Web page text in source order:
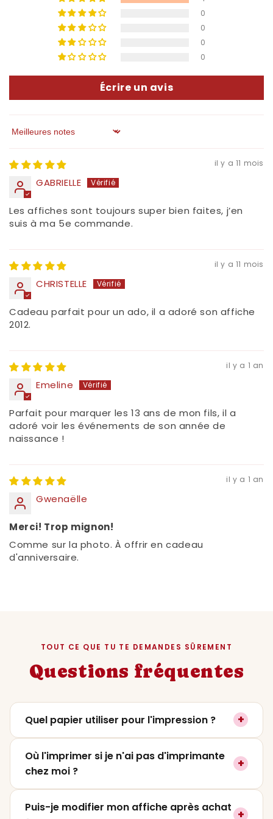
0
0
0
0
Écrire un avis
Sort by
il y a 11 mois
GABRIELLE
Les affiches sont toujours super bien faites, j’en
suis à ma 5e commande.
il y a 11 mois
CHRISTELLE
Cadeau parfait pour un ado, il a adoré son affiche
2012.
il y a 1 an
Emeline
Parfait pour marquer les 13 ans de mon fils, il a
adoré voir les événements de son année de
naissance !
il y a 1 an
Gwenaëlle
Merci! Trop mignon!
Comme sur la photo. À offrir en cadeau
d'anniversaire.
TOUT CE QUE TU TE DEMANDES SÛREMENT
Questions fréquentes
Quel papier utiliser pour l'impression ? +
On recommande un papier mat ou satiné
entre200 et 250g
pour un rendu premium. Le
papier classique 80g qui ne rendra pas
Où l'imprimer si je n'ai pas d'imprimante
chez moi ?
+
Tu peux l'imprimer dansn'importe quelle
Puis-je modifier mon affiche après achat +